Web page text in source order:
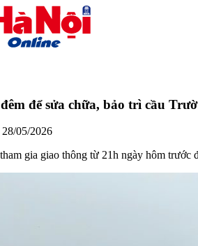
để sửa chữa, bảo trì cầu
28/05/2026
gia giao thông từ 21h ngày hôm trước